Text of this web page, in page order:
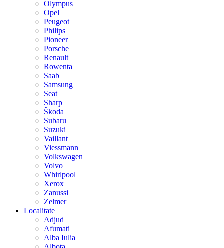
Olympus
Opel
Peugeot
Philips
Pioneer
Porsche
Renault
Rowenta
Saab
Samsung
Seat
Sharp
Škoda
Subaru
Suzuki
Vaillant
Viessmann
Volkswagen
Volvo
Whirlpool
Xerox
Zanussi
Zelmer
Localitate
Adjud
Afumati
Alba Iulia